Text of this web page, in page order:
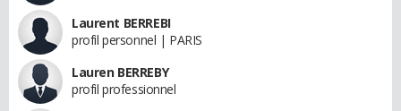
Laurent BERREBI
profil personnel | PARIS
Lauren BERREBY
profil professionnel